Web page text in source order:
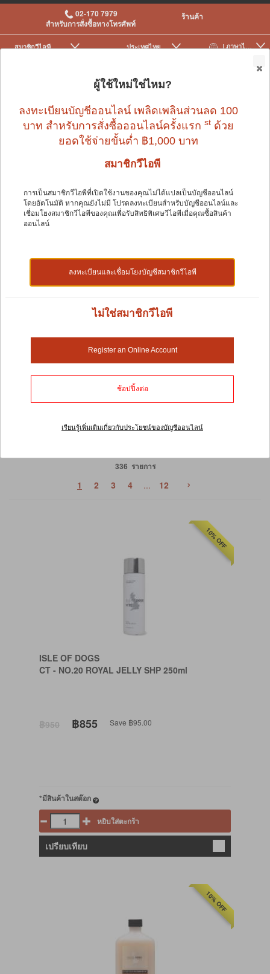
02-170 7979
สำหรับการสั่งซื้อทางโทรศัพท์
ร้านค้า
| ภาษาไทย
ประเทศไทย
สมาชิกวีไอพี
|
เสื้อผ้าและรองเท้า
อินเทรนด์ มีสไตล์ หรือเก๋ไก๋ การดูทันสมัยไม่ได้มีไว้สำหรับ
เจ้าของสัตว์เลี้ยงเพียงอย่างเดียวอีกต่อไป ด้วยคอลเลกชั่น
เสื้อผ้าและรองเท้าสำหรับสุนัขของเรา คุณสามารถแต่งตัวให้
เพื่อนจอมยุ่งของคุณที่จะดึงดูดสายตาของหลายๆ คนได้ ทำให้
336 รายการ
1 2 3 4 ... 12 ›
10% OFF
ISLE OF DOGS
CT - NO.20 ROYAL JELLY SHP 250ml
฿950 ฿855 Save ฿95.00
*มีสินค้าในสต๊อก
หยิบใส่ตะกร้า
เปรียบเทียบ
10% OFF
ผู้ใช้ใหม่ใช่ไหม?
ลงทะเบียนบัญชีออนไลน์ เพลิดเพลินส่วนลด 100
บาท สำหรับการสั่งซื้อออนไลน์ครั้งแรกst ด้วย
ยอดใช้จ่ายขั้นต่ำ ฿1,000 บาท
สมาชิกวีไอพี
การเป็นสมาชิกวีไอพีที่เปิดใช้งานของคุณไม่ได้แปลเป็นบัญชีออนไลน์
โดยอัตโนมัติ หากคุณยังไม่มี โปรดลงทะเบียนสำหรับบัญชีออนไลน์และ
เชื่อมโยงสมาชิกวีไอพีของคุณเพื่อรับสิทธิพิเศษวีไอพีเมื่อคุณซื้อสินค้า
ออนไลน์
ลงทะเบียนและเชื่อมโยงบัญชีสมาชิกวีไอพี
ไม่ใช่สมาชิกวีไอพี
Register an Online Account
ช้อปปิ้งต่อ
เรียนรู้เพิ่มเติมเกี่ยวกับประโยชน์ของบัญชีออนไลน์